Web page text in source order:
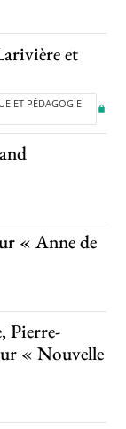
et
ET PÉDAGOGIE
« Anne de
Pierre-
« Nouvelle